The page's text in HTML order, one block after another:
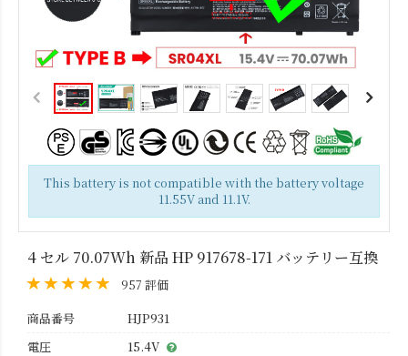
This battery is not compatible with the battery voltage
11.55V and 11.1V.
4 セル 70.07Wh 新品 HP 917678-171 バッテリー互換
957 評価
商品番号
HJP931
電圧
15.4V